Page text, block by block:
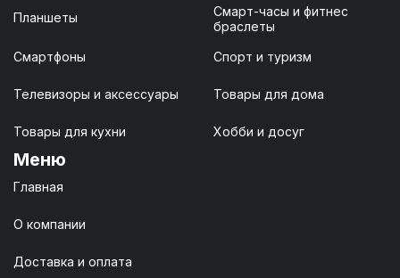
Планшеты
Смарт-часы и фитнес
браслеты
Смартфоны Спорт и туризм
Телевизоры и аксессуары Товары для дома
Товары для кухни Хобби и досуг
Меню
Главная
О компании
Доставка и оплата